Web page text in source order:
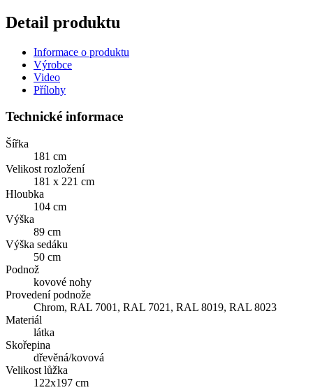
Detail produktu
Informace o produktu
Výrobce
Video
Přílohy
Technické informace
Šířka
181 cm
Velikost rozložení
181 x 221 cm
Hloubka
104 cm
Výška
89 cm
Výška sedáku
50 cm
Podnož
kovové nohy
Provedení podnože
Chrom, RAL 7001, RAL 7021, RAL 8019, RAL 8023
Materiál
látka
Skořepina
dřevěná/kovová
Velikost lůžka
122x197 cm